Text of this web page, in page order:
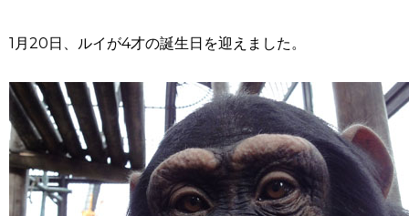
1月20日、ルイが4才の誕生日を迎えました。